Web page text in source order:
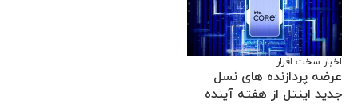
اخبار سخت افزار
عرضه پردازنده های نسل
جدید اینتل از هفته آینده